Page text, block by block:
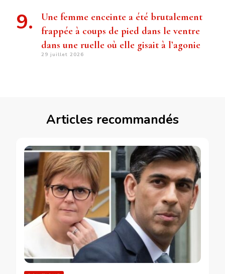
Une femme enceinte a été brutalement
frappée à coups de pied dans le ventre
dans une ruelle où elle gisait à l’agonie
29 juillet 2026
Articles recommandés